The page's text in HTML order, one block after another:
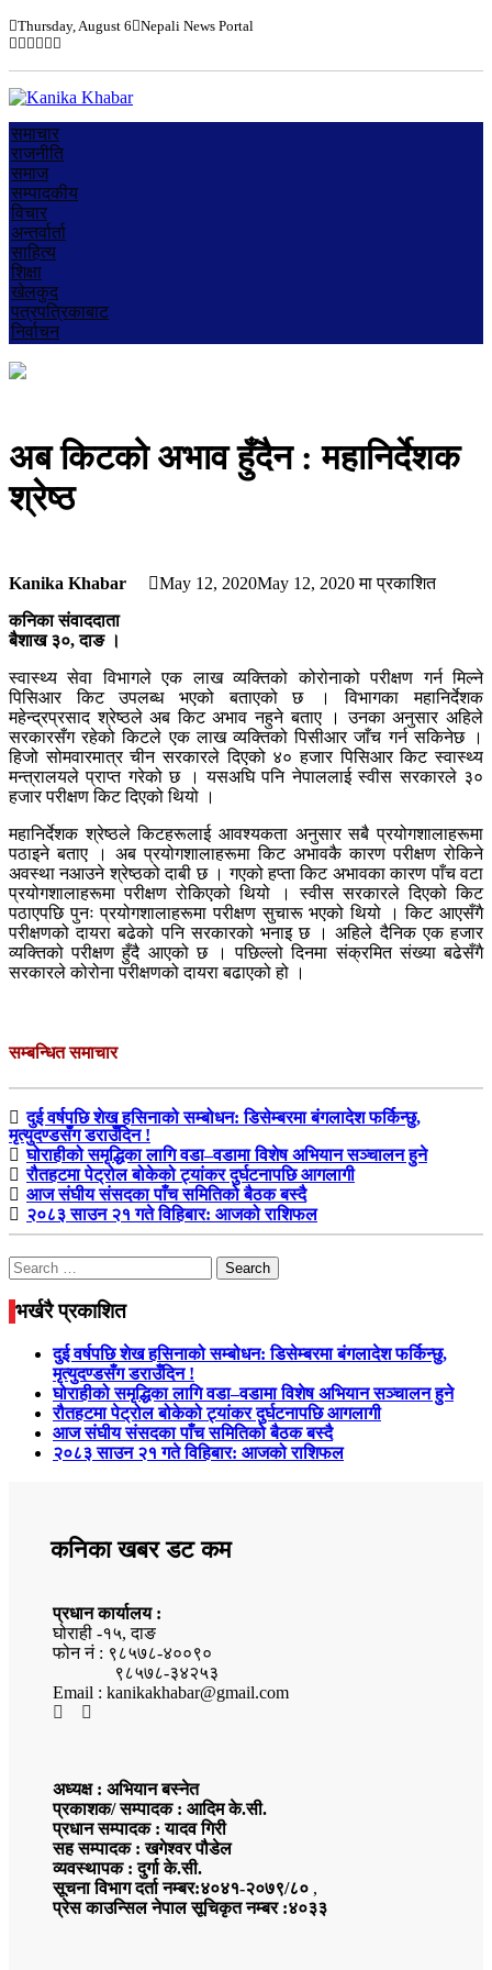
Thursday, August 6 Nepali News Portal
समाचार
राजनीति
समाज
सम्पादकीय
विचार
अन्तर्वार्ता
साहित्य
शिक्षा
खेलकुद
पत्रपत्रिकाबाट
निर्वाचन
अब किटको अभाव हुँदैन : महानिर्देशक
श्रेष्ठ
Kanika Khabar May 12, 2020May 12, 2020मा प्रकाशित
कनिका संवाददाता
बैशाख ३०, दाङ ।
स्वास्थ्य सेवा विभागले एक लाख व्यक्तिको कोरोनाको परीक्षण गर्न मिल्ने
पिसिआर किट उपलब्ध भएको बताएको छ । विभागका महानिर्देशक
महेन्द्रप्रसाद श्रेष्ठले अब किट अभाव नहुने बताए । उनका अनुसार अहिले
सरकारसँग रहेको किटले एक लाख व्यक्तिको पिसीआर जाँच गर्न सकिनेछ ।
हिजो सोमवारमात्र चीन सरकारले दिएको ४० हजार पिसिआर किट स्वास्थ्य
मन्त्रालयले प्राप्त गरेको छ । यसअघि पनि नेपाललाई स्वीस सरकारले ३०
हजार परीक्षण किट दिएको थियो ।
महानिर्देशक श्रेष्ठले किटहरूलाई आवश्यकता अनुसार सबै प्रयोगशालाहरूमा
पठाइने बताए । अब प्रयोगशालाहरूमा किट अभावकै कारण परीक्षण रोकिने
अवस्था नआउने श्रेष्ठको दाबी छ । गएको हप्ता किट अभावका कारण पाँच वटा
प्रयोगशालाहरूमा परीक्षण रोकिएको थियो । स्वीस सरकारले दिएको किट
पठाएपछि पुनः प्रयोगशालाहरूमा परीक्षण सुचारू भएको थियो । किट आएसँगै
परीक्षणको दायरा बढेको पनि सरकारको भनाइ छ । अहिले दैनिक एक हजार
व्यक्तिको परीक्षण हुँदै आएको छ । पछिल्लो दिनमा संक्रमित संख्या बढेसँगै
सरकारले कोरोना परीक्षणको दायरा बढाएको हो ।
सम्बन्धित समाचार
दुई वर्षपछि शेख हसिनाको सम्बोधन: डिसेम्बरमा बंगलादेश फर्किन्छु,
मृत्युदण्डसँग डराउँदिन !
घोराहीको समृद्धिका लागि वडा–वडामा विशेष अभियान सञ्चालन हुने
रौतहटमा पेट्रोल बोकेको ट्यांकर दुर्घटनापछि आगलागी
आज संघीय संसदका पाँच समितिको बैठक बस्दै
२०८३ साउन २१ गते विहिबार: आजको राशिफल
Search
for:
भर्खरै प्रकाशित
दुई वर्षपछि शेख हसिनाको सम्बोधन: डिसेम्बरमा बंगलादेश फर्किन्छु,
मृत्युदण्डसँग डराउँदिन !
घोराहीको समृद्धिका लागि वडा–वडामा विशेष अभियान सञ्चालन हुने
रौतहटमा पेट्रोल बोकेको ट्यांकर दुर्घटनापछि आगलागी
आज संघीय संसदका पाँच समितिको बैठक बस्दै
२०८३ साउन २१ गते विहिबार: आजको राशिफल
कनिका खबर डट कम
प्रधान कार्यालय :
घोराही -१५, दाङ
फोन नं : ९८५७८-४००९०
९८५७८-३४२५३
Email : kanikakhabar@gmail.com
अध्यक्ष : अभियान बस्नेत
प्रकाशक/ सम्पादक : आदिम के.सी.
प्रधान सम्पादक : यादव गिरी
सह सम्पादक : खगेश्वर पौडेल
व्यवस्थापक : दुर्गा के.सी.
सूचना विभाग दर्ता नम्बर:४०४१-२०७९/८० ,
प्रेस काउन्सिल नेपाल सूचिकृत नम्बर :४०३३